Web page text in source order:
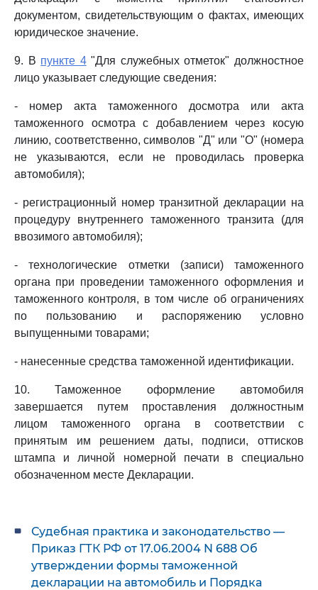
документом, свидетельствующим о фактах, имеющих
юридическое значение.
9. В пункте 4"Для служебных отметок" должностное
лицо указывает следующие сведения:
- номер акта таможенного досмотра или акта
таможенного осмотра с добавлением через косую
линию, соответственно, символов "Д" или "О" (номера
не указываются, если не проводилась проверка
автомобиля);
- регистрационный номер транзитной декларации на
процедуру внутреннего таможенного транзита (для
ввозимого автомобиля);
- технологические отметки (записи) таможенного
органа при проведении таможенного оформления и
таможенного контроля, в том числе об ограничениях
по пользованию и распоряжению условно
выпущенными товарами;
- нанесенные средства таможенной идентификации.
10. Таможенное оформление автомобиля
завершается путем проставления должностным
лицом таможенного органа в соответствии с
принятым им решением даты, подписи, оттисков
штампа и личной номерной печати в специально
обозначенном месте Декларации.
Судебная практика и законодательство —
Приказ ГТК РФ от 17.06.2004 N 688 Об
утверждении формы таможенной
декларации на автомобиль и Порядка